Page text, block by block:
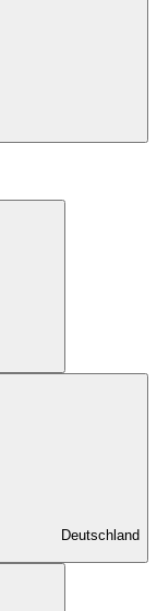
Deutschland